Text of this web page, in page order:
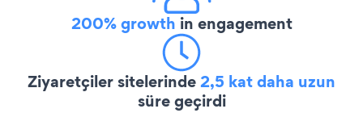
200% growth in engagement
Ziyaretçiler sitelerinde2,5 kat daha uzun
süre geçirdi